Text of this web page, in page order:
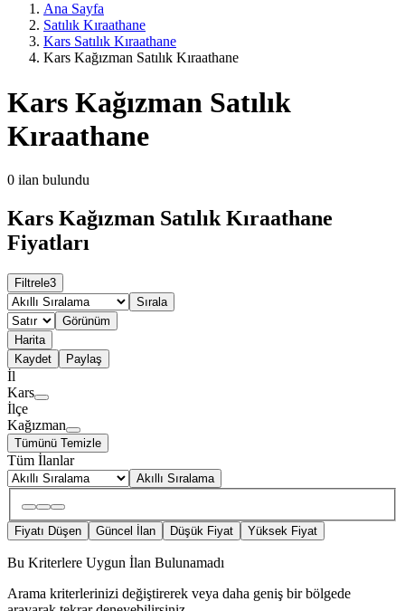
Ana Sayfa
Satılık Kıraathane
Kars Satılık Kıraathane
Kars Kağızman Satılık Kıraathane
Kars Kağızman Satılık
Kıraathane
0 ilan bulundu
Kars Kağızman Satılık Kıraathane
Fiyatları
Filtrele3
Sırala
Görünüm
Harita
Kaydet
Paylaş
İl
Kars
İlçe
Kağızman
Tümünü Temizle
Tüm İlanlar
Akıllı Sıralama
Fiyatı Düşen Güncel İlan Düşük Fiyat Yüksek Fiyat
Bu Kriterlere Uygun İlan Bulunamadı
Arama kriterlerinizi değiştirerek veya daha geniş bir bölgede